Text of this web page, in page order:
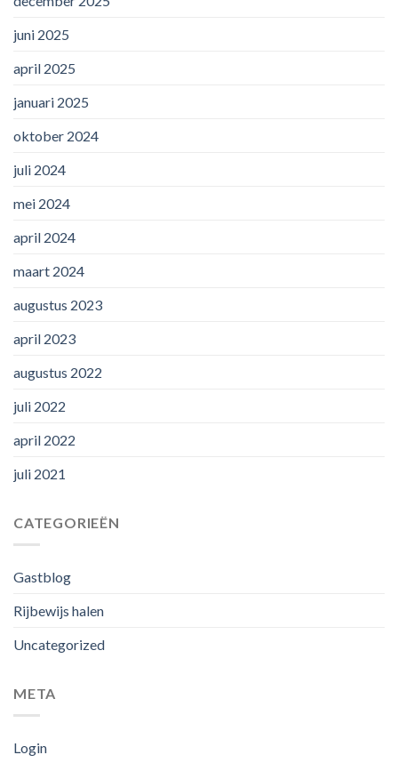
juni 2025
april 2025
januari 2025
oktober 2024
juli 2024
mei 2024
april 2024
maart 2024
augustus 2023
april 2023
augustus 2022
juli 2022
april 2022
juli 2021
CATEGORIEËN
Gastblog
Rijbewijs halen
Uncategorized
META
Login